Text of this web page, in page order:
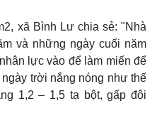
Video
Ảnh
E-Magazine
Infographic
xã Bình Lư chia sẻ: "Nhà
và những ngày cuối năm
lực vào để làm miến để
trời nắng nóng như thế
1,2 – 1,5 tạ bột, gấp đôi